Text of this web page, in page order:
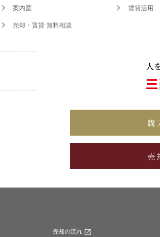
案内図 賃貸活用
売却・賃貸 無料相談
購
売
売却の流れ